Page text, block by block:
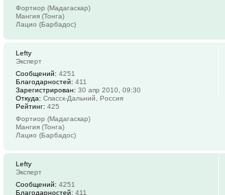
Фортиор (Мадагаскар)
Мангия (Тонга)
Лацио (Барбадос)
Lefty
Эксперт
Сообщений: 4251
Благодарностей: 411
Зарегистрирован: 30 апр 2010, 09:30
Откуда: Спасск-Дальний, Россия
Рейтинг: 425
Фортиор (Мадагаскар)
Мангия (Тонга)
Лацио (Барбадос)
Lefty
Эксперт
Сообщений: 4251
Благодарностей: 411